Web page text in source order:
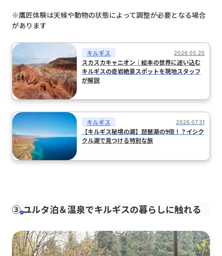
※鷹匠体験は天候や動物の状態によって調整が必要となる場合
があります
キルギス 2026.05.20
スカスカキャニオン｜絵本の世界に迷い込む
キルギスの奇岩絶景スポットを現地スタッフ
が解説
キルギス 2026.07.31
【キルギス秘境の湖】琵琶湖の9倍！？イシク
クル湖で見つける特別な旅
③ ユルタ泊＆温泉でキルギスの暮らしに触れる